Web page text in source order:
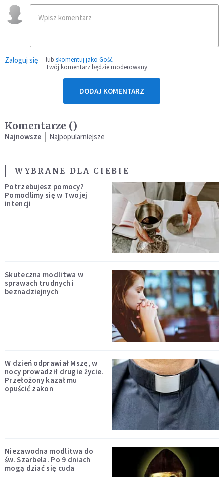
Zaloguj się lub skomentuj jako Gość
Twój komentarz będzie moderowany
DODAJ KOMENTARZ
Komentarze ()
Najnowsze Najpopularniejsze
WYBRANE DLA CIEBIE
Potrzebujesz pomocy?
Pomodlimy się w Twojej
intencji
Skuteczna modlitwa w
sprawach trudnych i
beznadziejnych
W dzień odprawiał Mszę, w
nocy prowadził drugie życie.
Przełożony kazał mu
opuścić zakon
Niezawodna modlitwa do
św. Szarbela. Po 9 dniach
mogą dziać się cuda